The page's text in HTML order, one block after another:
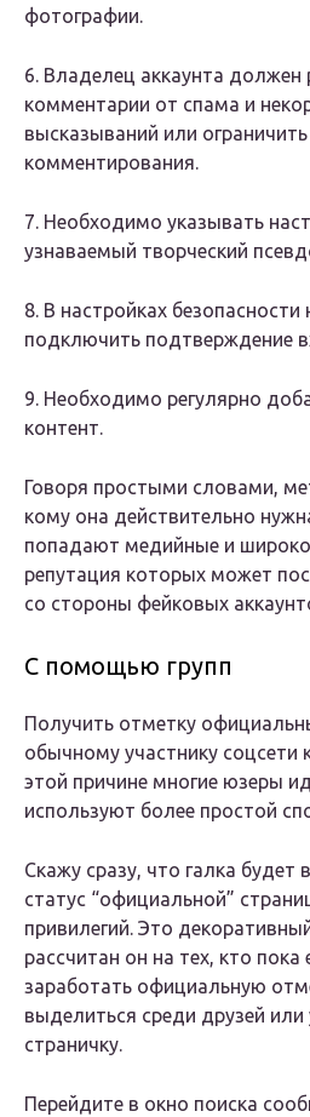
фотографии.
6. Владелец аккаунта должен
комментарии от спама и
высказываний или
комментирования.
7. Необходимо указывать
узнаваемый творческий
8. В настройках
подключить подтверждение
9. Необходимо регулярно
контент.
Говоря простыми словами,
кому она действительно
попадают медийные и широко
репутация которых может
со стороны фейковых
С помощью групп
Получить отметку
обычному участнику соцсети
этой причине многие юзеры
используют более простой
Скажу сразу, что галка будет
статус “официальной”
привилегий. Это
рассчитан он на тех, кто пока
заработать официальную
выделиться среди друзей или
страничку.
Перейдите в окно поиска